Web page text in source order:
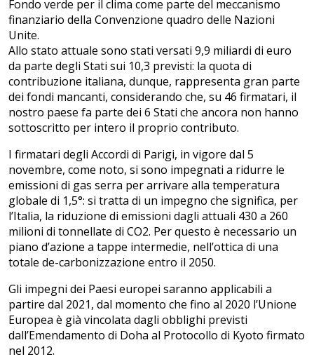
Fondo verde per il clima come parte del meccanismo
finanziario della Convenzione quadro delle Nazioni
Unite.
Allo stato attuale sono stati versati 9,9 miliardi di euro
da parte degli Stati sui 10,3 previsti: la quota di
contribuzione italiana, dunque, rappresenta gran parte
dei fondi mancanti, considerando che, su 46 firmatari, il
nostro paese fa parte dei 6 Stati che ancora non hanno
sottoscritto per intero il proprio contributo.
I firmatari degli Accordi di Parigi, in vigore dal 5
novembre, come noto, si sono impegnati a ridurre le
emissioni di gas serra per arrivare alla temperatura
globale di 1,5°: si tratta di un impegno che significa, per
l’Italia, la riduzione di emissioni dagli attuali 430 a 260
milioni di tonnellate di CO2. Per questo è necessario un
piano d’azione a tappe intermedie, nell’ottica di una
totale de-carbonizzazione entro il 2050.
Gli impegni dei Paesi europei saranno applicabili a
partire dal 2021, dal momento che fino al 2020 l’Unione
Europea è già vincolata dagli obblighi previsti
dall’Emendamento di Doha al Protocollo di Kyoto firmato
nel 2012.